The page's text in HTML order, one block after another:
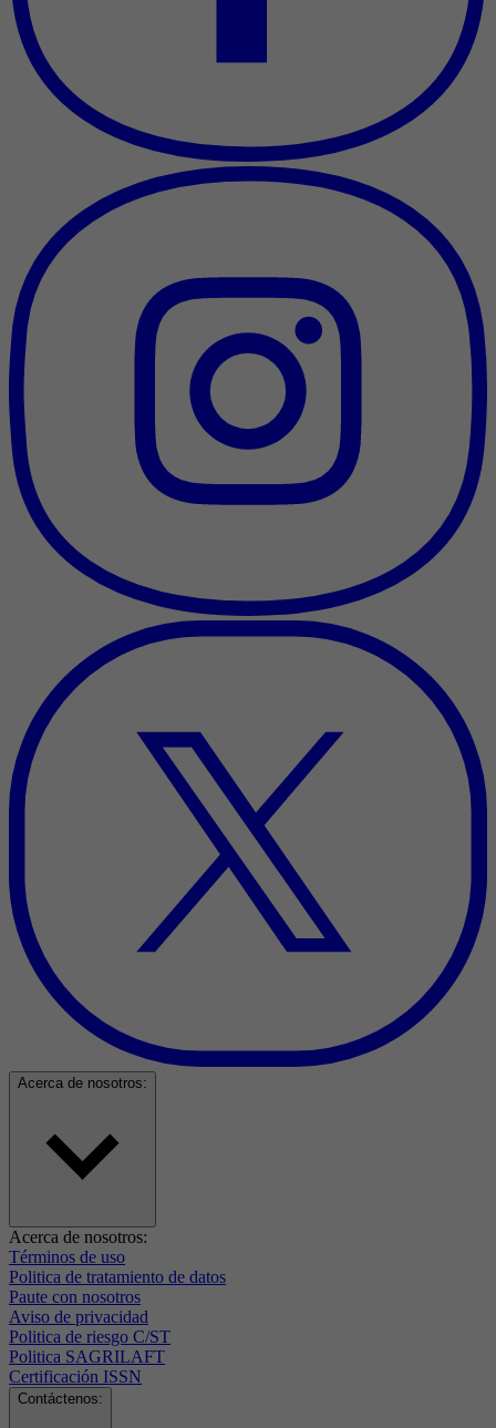
Acerca de nosotros:
Acerca de nosotros:
Términos de uso
Politica de tratamiento de datos
Paute con nosotros
Aviso de privacidad
Politica de riesgo C/ST
Politica SAGRILAFT
Certificación ISSN
Contáctenos: